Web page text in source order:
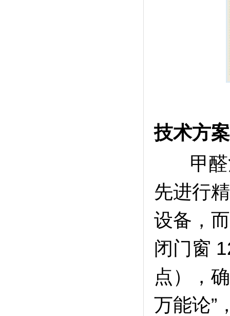
技术方
甲醛
先进行
设备，
闭门窗
点），
万能论”